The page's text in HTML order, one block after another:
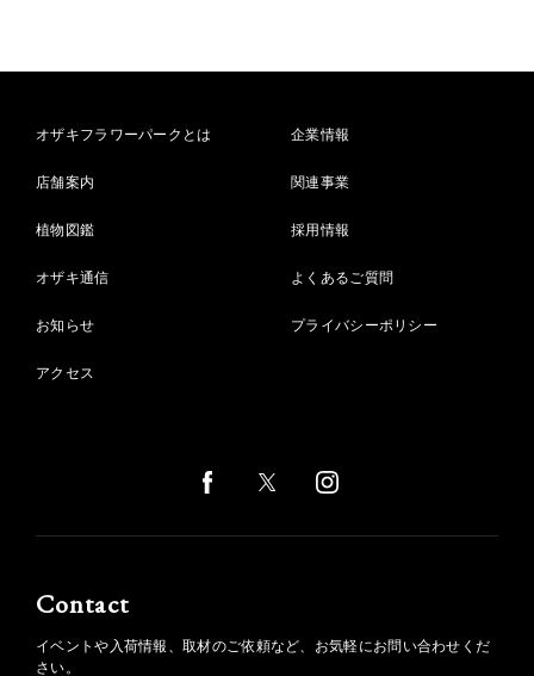
オザキフラワーパークとは
店舗案内
植物図鑑
オザキ通信
お知らせ
アクセス
企業情報
関連事業
採用情報
よくあるご質問
プライバシーポリシー
Contact
イベントや入荷情報、取材のご依頼など、お気軽にお問い合わせくだ
さい。